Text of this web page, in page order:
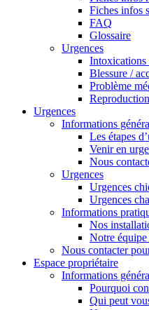
Fiches infos
FAQ
Glossaire
Urgences
Intoxications
Blessure /
Problème
Reproduction
Urgences
Informations
Les étapes
Venir en
Nous
Urgences
Urgences
Urgences
Informations
Nos
Notre équipe
Nous contacter
Espace propriétaire
Informations
Pourquoi
Qui peut